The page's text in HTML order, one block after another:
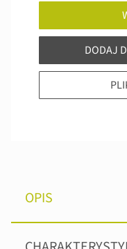
DODAJ
OPIS